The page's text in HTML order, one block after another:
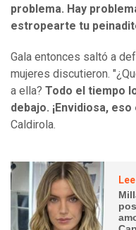
problema. Hay
estropearte tu
Gala entonces saltó a
mujeres discutieron.
a ella? Todo el tiempo
debajo. ¡Envidiosa,
Caldirola.